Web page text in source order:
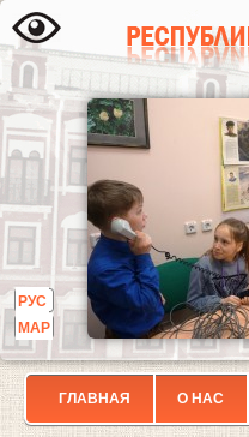
РУС
МАР
ГЛАВНАЯ О НАС